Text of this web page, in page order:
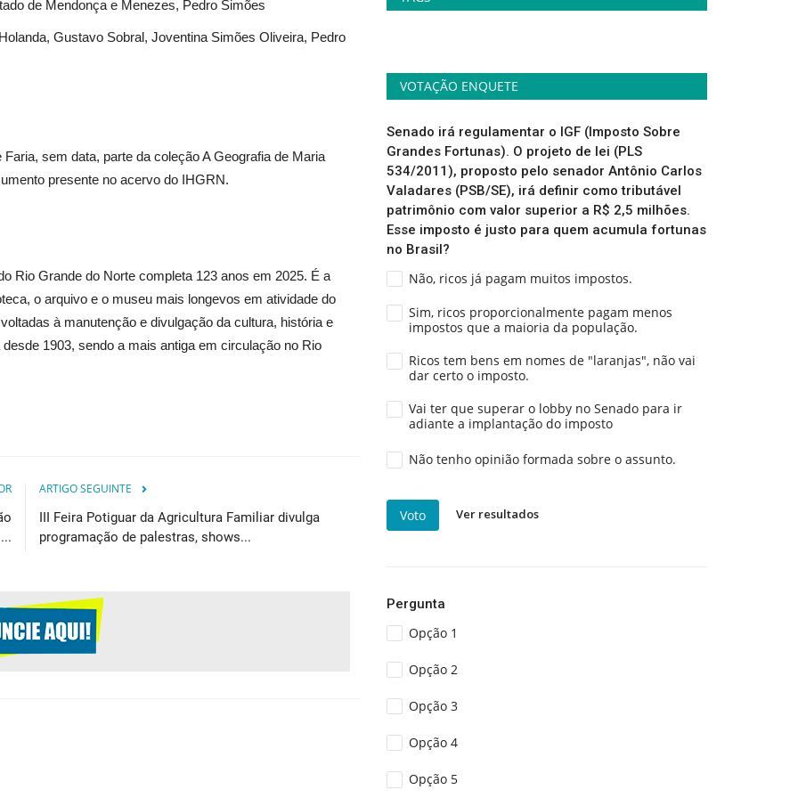
de Mendonça e Menezes, Pedro Simões
Gustavo Sobral, Joventina Simões Oliveira, Pedro
sem data, parte da coleção A Geografia de Maria
presente no acervo do IHGRN.
Rio Grande do Norte completa 123 anos em 2025. É a
o arquivo e o museu mais longevos em atividade do
à manutenção e divulgação da cultura, história e
1903, sendo a mais antiga em circulação no Rio
ARTIGO SEGUINTE
III Feira Potiguar da Agricultura Familiar divulga
programação de palestras, shows...
VOTAÇÃO ENQUETE
Senado irá regulamentar o IGF (Imposto Sobre
Grandes Fortunas). O projeto de lei (PLS
534/2011), proposto pelo senador Antônio Carlos
Valadares (PSB/SE), irá definir como tributável
patrimônio com valor superior a R$ 2,5 milhões.
Esse imposto é justo para quem acumula fortunas
no Brasil?
Não, ricos já pagam muitos impostos.
Sim, ricos proporcionalmente pagam menos
impostos que a maioria da população.
Ricos tem bens em nomes de "laranjas", não vai
dar certo o imposto.
Vai ter que superar o lobby no Senado para ir
adiante a implantação do imposto
Não tenho opinião formada sobre o assunto.
Voto Ver resultados
Pergunta
Opção 1
Opção 2
Opção 3
Opção 4
Opção 5